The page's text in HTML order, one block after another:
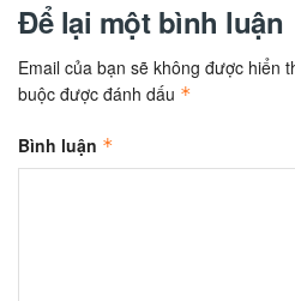
Để lại một bình luận
Email của bạn sẽ không được hiển
buộc được đánh dấu *
Bình luận *